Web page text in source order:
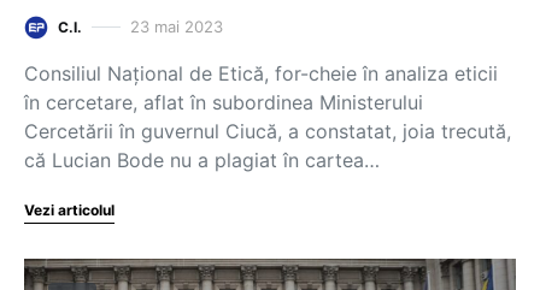
C.I. 23 mai 2023
Consiliul Național de Etică, for-cheie în analiza eticii
în cercetare, aflat în subordinea Ministerului
Cercetării în guvernul Ciucă, a constatat, joia trecută,
că Lucian Bode nu a plagiat în cartea…
Vezi articolul